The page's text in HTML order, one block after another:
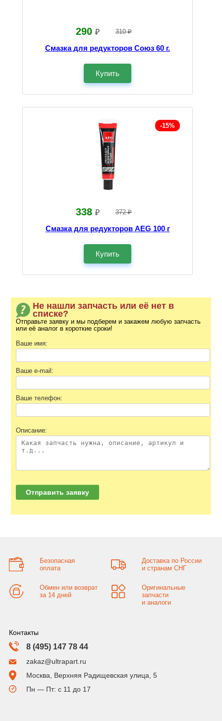
290 ₽ 310 ₽
Смазка для редукторов Союз 60 г.
Купить
-15%
338 ₽ 372 ₽
Смазка для редукторов AEG 100 г
Купить
Не нашли запчасть или её нет в
списке?
Отправьте заявку и мы подберем и закажем любую запчасть
или её аналог в короткие сроки!
Ваше имя:
Ваше e-mail:
Ваше телефон:
Описание:
Безопасная
оплата
Доставка по России
и странам СНГ
Обмен или возврат
за 14 дней
Оригинальные
запчасти
и аналоги
Контакты
8 (495) 147 78 44
zakaz@ultrapart.ru
Москва, Верхняя Радищевская улица, 5
Пн — Пт: с 11 до 17